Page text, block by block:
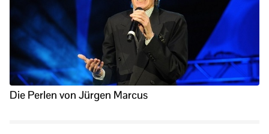
Die Perlen von Jürgen Marcus